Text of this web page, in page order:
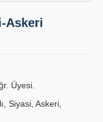
Askeri
Üyesi.
Siyasi, Askeri,